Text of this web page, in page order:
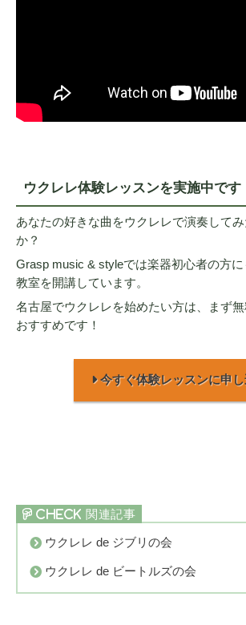
ウクレレ体験レッスンを実施中です
あなたの好きな曲をウクレレで演奏して
か？
Grasp music & styleでは楽器初心者の方
教室を開講しています。
名古屋でウクレレを始めたい方は、まず
おすすめです！
今すぐ体験レッスンに申し
ウクレレ de ジブリの会
ウクレレ de ビートルズの会